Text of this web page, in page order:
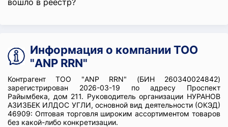
вошло в реестр?
Информация о компании ТОО
"ANP RRN"
Контрагент ТОО "ANP RRN" (БИН 260340024842)
зарегистрирован 2026-03-19 по адресу Проспект
Райымбека, дом 211. Руководитель организации НУРАНОВ
АЗИЗБЕК ИЛДОС УГЛИ, основной вид деятельности (ОКЭД)
46909: Оптовая торговля широким ассортиментом товаров
без какой-либо конкретизации.